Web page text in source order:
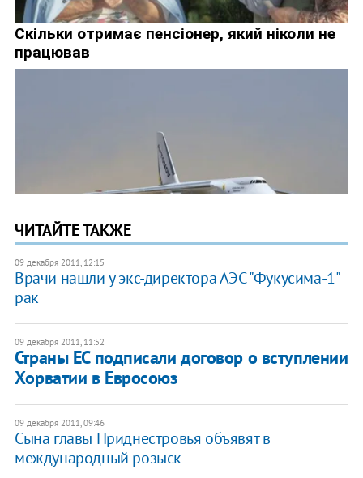
ЧИТАЙТЕ ТАКЖЕ
09 декабря 2011, 12:15
Врачи нашли у экс-директора АЭС "Фукусима-1"
рак
09 декабря 2011, 11:52
Страны ЕС подписали договор о вступлении
Хорватии в Евросоюз
09 декабря 2011, 09:46
​Сына главы Приднестровья объявят в
международный розыск